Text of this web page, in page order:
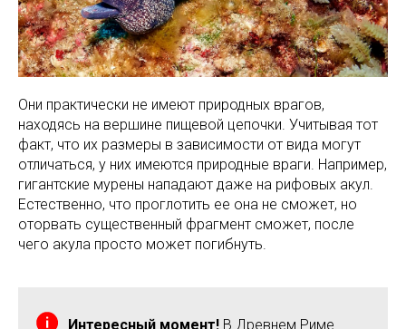
Они практически не имеют природных врагов,
находясь на вершине пищевой цепочки. Учитывая тот
факт, что их размеры в зависимости от вида могут
отличаться, у них имеются природные враги. Например,
гигантские мурены нападают даже на рифовых акул.
Естественно, что проглотить ее она не сможет, но
оторвать существенный фрагмент сможет, после
чего акула просто может погибнуть.
Интересный момент! В Древнем Риме